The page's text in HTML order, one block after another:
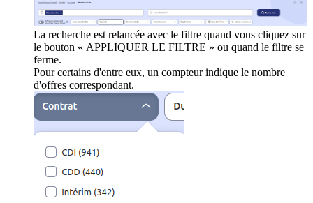
La recherche est relancée avec le filtre quand vous cliquez sur
le bouton « APPLIQUER LE FILTRE » ou quand le filtre se
ferme.
Pour certains d'entre eux, un compteur indique le nombre
d'offres correspondant.